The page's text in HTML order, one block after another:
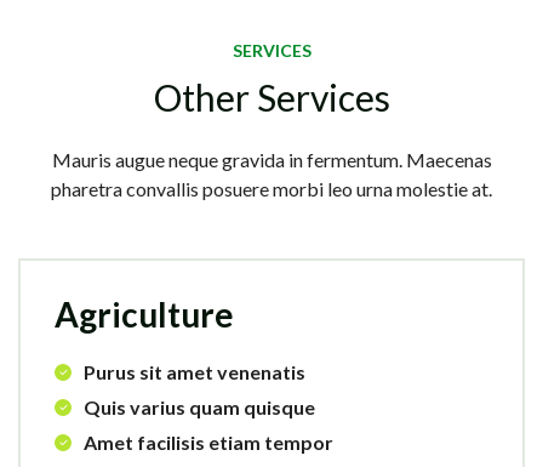
SERVICES
Other Services
Mauris augue neque gravida in fermentum. Maecenas
pharetra convallis posuere morbi leo urna molestie at.
Agriculture
Purus sit amet venenatis
Quis varius quam quisque
Amet facilisis etiam tempor